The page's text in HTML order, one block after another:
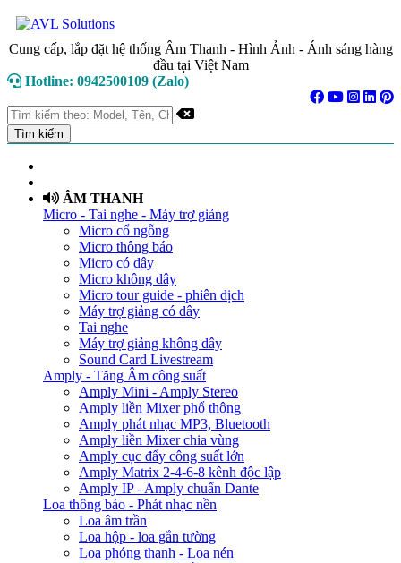
Cung cấp, lắp đặt hệ thống Âm Thanh - Hình Ảnh - Ánh sáng hàng
đầu tại Việt Nam
Hotline: 0942500109 (Zalo)
ÂM THANH
Micro - Tai nghe - Máy trợ giảng
Micro cổ ngỗng
Micro thông báo
Micro có dây
Micro không dây
Micro tour guide - phiên dịch
Máy trợ giảng có dây
Tai nghe
Máy trợ giảng không dây
Sound Card Livestream
Amply - Tăng Âm công suất
Amply Mini - Amply Stereo
Amply liền Mixer phổ thông
Amply phát nhạc MP3, Bluetooth
Amply liền Mixer chia vùng
Amply cục đẩy công suất lớn
Amply Matrix 2-4-6-8 kênh độc lập
Amply IP - Amply chuẩn Dante
Loa thông báo - Phát nhạc nền
Loa âm trần
Loa hộp - loa gắn tường
Loa phóng thanh - Loa nén